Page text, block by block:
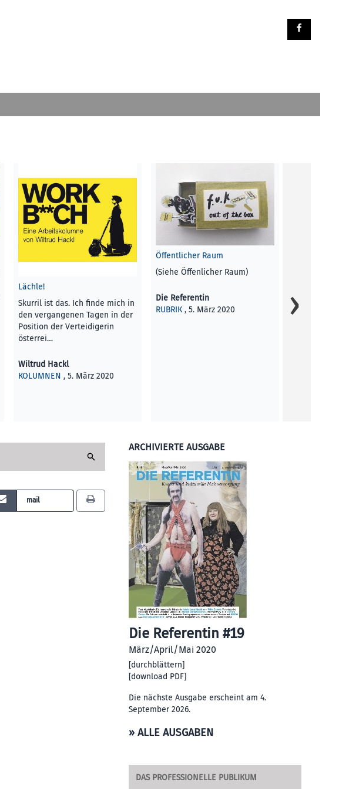
Lächle!
Skurril ist das. Ich finde mich in
den vergangenen Tagen in der
Position der Verteidigerin
österrei…
Wiltrud Hackl
KOLUMNEN , 5. März 2020
Öffentlicher Raum
(Siehe Öffenlicher Raum)
Die Referentin
RUBRIK , 5. März 2020
Von 21.–26.
mail
ARCHIVIERTE AUSGABE
Die Referentin #19
März/April/Mai 2020
[durchblättern]
[download PDF]
Die nächste Ausgabe erscheint am 4.
September 2026.
» ALLE AUSGABEN
DAS PROFESSIONELLE PUBLIKUM